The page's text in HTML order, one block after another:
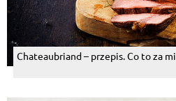
Chateaubriand – przepis. Co to za